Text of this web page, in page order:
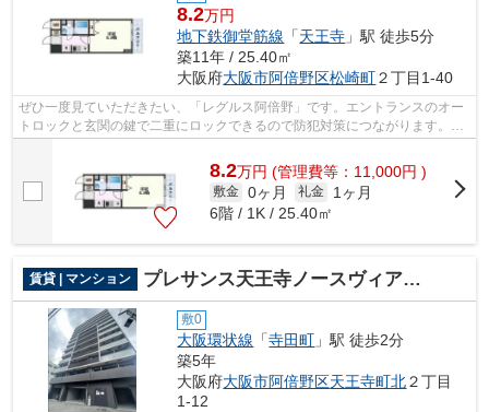
8.2万円
地下鉄御堂筋線 「天王寺 」駅 徒歩5分
築11年 / 25.40㎡
大阪府大阪市阿倍野区松崎町２丁目1-40
ぜひ一度見ていただきたい、「レグルス阿倍野」です。エントランスのオー
トロックと玄関の鍵で二重にロックできるので防犯対策につながります。収
8.2万円 (管理費等：11,000円 )
敷金 0ヶ月 礼金
1ヶ月
6階 / 1K / 25.40㎡
賃貸 | マンション プレサンス天王寺ノースヴィアーレ
敷0
大阪環状線 「寺田町 」駅 徒歩2分
築5年
大阪府大阪市阿倍野区天王寺町北２丁目
1-12